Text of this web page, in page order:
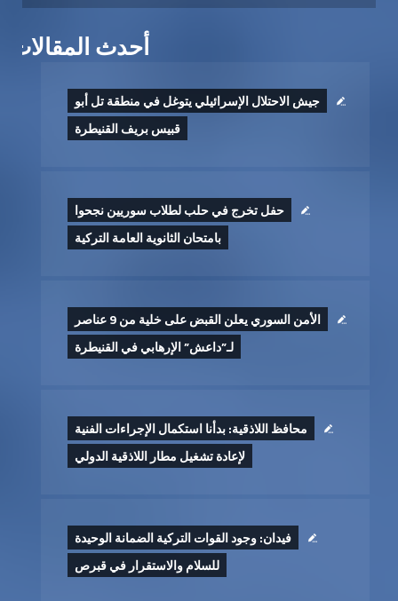
أحدث المقالات
جيش الاحتلال الإسرائيلي يتوغل في منطقة تل أبو
قبيس بريف القنيطرة
حفل تخرج في حلب لطلاب سوريين نجحوا
بامتحان الثانوية العامة التركية
الأمن السوري يعلن القبض على خلية من 9 عناصر
لـ”داعش” الإرهابي في القنيطرة
محافظ اللاذقية: بدأنا استكمال الإجراءات الفنية
لإعادة تشغيل مطار اللاذقية الدولي
فيدان: وجود القوات التركية الضمانة الوحيدة
للسلام والاستقرار في قبرص